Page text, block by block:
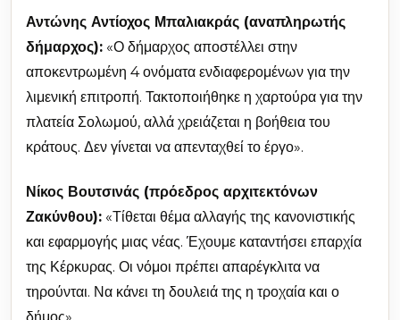
Αντώνης Αντίοχος Μπαλιακράς (αναπληρωτής
δήμαρχος): «Ο δήμαρχος αποστέλλει στην
αποκεντρωμένη 4 ονόματα ενδιαφερομένων για την
λιμενική επιτροπή. Τακτοποιήθηκε η χαρτούρα για την
πλατεία Σολωμού, αλλά χρειάζεται η βοήθεια του
κράτους. Δεν γίνεται να απενταχθεί το έργο».
Νίκος Βουτσινάς (πρόεδρος αρχιτεκτόνων
Ζακύνθου): «Τίθεται θέμα αλλαγής της κανονιστικής
και εφαρμογής μιας νέας. Έχουμε καταντήσει επαρχία
της Κέρκυρας. Οι νόμοι πρέπει απαρέγκλιτα να
τηρούνται. Να κάνει τη δουλειά της η τροχαία και ο